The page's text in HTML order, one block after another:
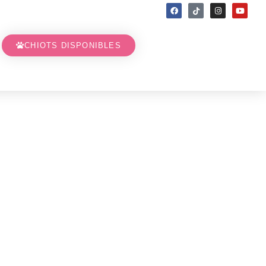
CHIOTS DISPONIBLES